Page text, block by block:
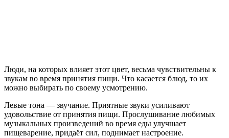
Люди, на которых влияет этот цвет, весьма чувствительны к
звукам во время принятия пищи. Что касается блюд, то их
можно выбирать по своему усмотрению.
Левые тона — звучание. Приятные звуки усиливают
удовольствие от принятия пищи. Прослушивание любимых
музыкальных произведений во время еды улучшает
пищеварение, придаёт сил, поднимает настроение.